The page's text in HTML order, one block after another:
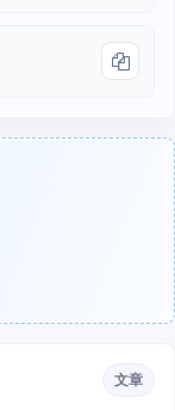
文章